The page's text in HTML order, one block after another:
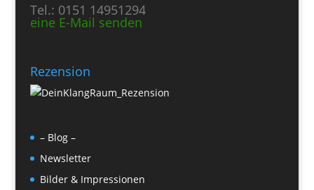
Tel.: 0151 14951294
eine E-Mail senden
Rezension
– Blog –
Newsletter
Bilder & Impressionen